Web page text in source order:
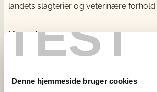
TEST
Denne hjemmeside bruger cookies
landets slagterier og veterinære forhold.
Kontakt
Fødevarestyrelsen
2600 Glostrup